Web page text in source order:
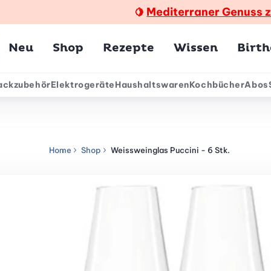
🍋 Mediterraner Genuss
Neu Shop Rezepte Wissen
ElektrogeräteHaushaltswarenKochbücherAbos
Home Shop Weissweinglas Puccini - 6 Stk.